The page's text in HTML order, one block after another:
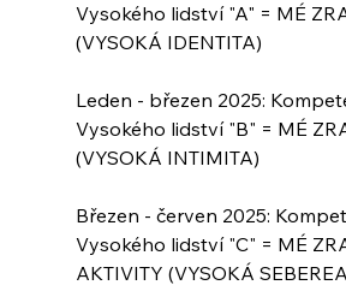
Vysokého lidství "A" = MÉ
(VYSOKÁ IDENTITA)
Leden - březen 2025:
Vysokého lidství "B" = MÉ
(VYSOKÁ INTIMITA)
Březen - červen 2025:
Vysokého lidství "C" = MÉ
AKTIVITY (VYSOKÁ